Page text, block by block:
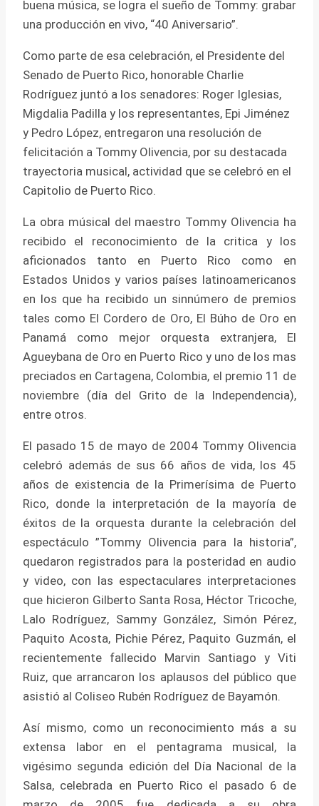
buena música, se logra el sueño de Tommy: grabar
una producción en vivo, “40 Aniversario”.
Como parte de esa celebración, el Presidente del
Senado de Puerto Rico, honorable Charlie
Rodríguez juntó a los senadores: Roger Iglesias,
Migdalia Padilla y los representantes, Epi Jiménez
y Pedro López, entregaron una resolución de
felicitación a Tommy Olivencia, por su destacada
trayectoria musical, actividad que se celebró en el
Capitolio de Puerto Rico.
La obra músical del maestro Tommy Olivencia ha
recibido el reconocimiento de la critica y los
aficionados tanto en Puerto Rico como en
Estados Unidos y varios países latinoamericanos
en los que ha recibido un sinnúmero de premios
tales como El Cordero de Oro, El Búho de Oro en
Panamá como mejor orquesta extranjera, El
Agueybana de Oro en Puerto Rico y uno de los mas
preciados en Cartagena, Colombia, el premio 11 de
noviembre (día del Grito de la Independencia),
entre otros.
El pasado 15 de mayo de 2004 Tommy Olivencia
celebró además de sus 66 años de vida, los 45
años de existencia de la Primerísima de Puerto
Rico, donde la interpretación de la mayoría de
éxitos de la orquesta durante la celebración del
espectáculo ”Tommy Olivencia para la historia”,
quedaron registrados para la posteridad en audio
y video, con las espectaculares interpretaciones
que hicieron Gilberto Santa Rosa, Héctor Tricoche,
Lalo Rodríguez, Sammy González, Simón Pérez,
Paquito Acosta, Pichie Pérez, Paquito Guzmán, el
recientemente fallecido Marvin Santiago y Viti
Ruiz, que arrancaron los aplausos del público que
asistió al Coliseo Rubén Rodríguez de Bayamón.
Así mismo, como un reconocimiento más a su
extensa labor en el pentagrama musical, la
vigésimo segunda edición del Día Nacional de la
Salsa, celebrada en Puerto Rico el pasado 6 de